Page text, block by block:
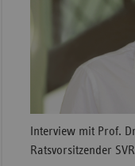
Interview mit Prof.
Ratsvorsitzender